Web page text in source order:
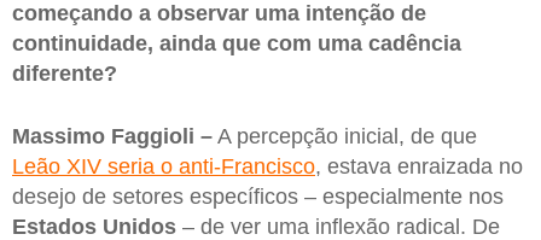
começando a observar uma intenção de
continuidade, ainda que com uma cadência
diferente?
Massimo Faggioli – A percepção inicial, de que
Leão XIV seria o anti-Francisco, estava enraizada no
desejo de setores específicos – especialmente nos
Estados Unidos – de ver uma inflexão radical. De